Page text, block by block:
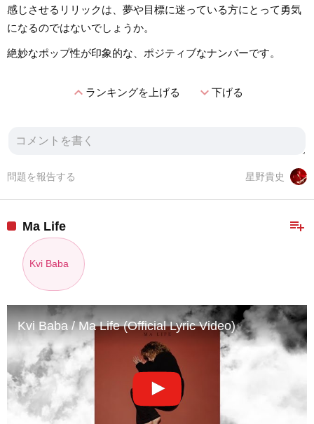
感じさせるリリックは、夢や目標に迷っている方にとって勇気
になるのではないでしょうか。
絶妙なポップ性が印象的な、ポジティブなナンバーです。
expand_lessランキングを上げる expand_more下げる
星野貴史
問題を報告する
playlist_add
Ma Life
Kvi Baba
Kvi Baba / Ma Life (Official Lyric Video)